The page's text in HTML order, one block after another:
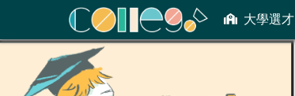
大學選才